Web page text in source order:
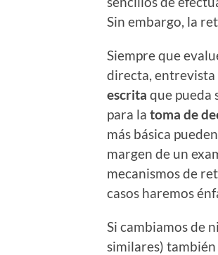
Sin embargo, la
Siempre que
directa, entrevista
escrita que pueda
para la toma de
más básica
margen de un
mecanismos de
casos haremos
Si cambiamos de
similares)